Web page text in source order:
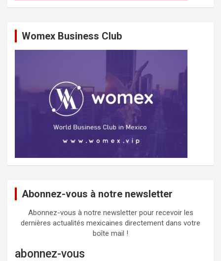
Womex Business Club
Abonnez-vous à notre newsletter
Abonnez-vous à notre newsletter pour recevoir les
dernières actualités mexicaines directement dans votre
boîte mail !
abonnez-vous